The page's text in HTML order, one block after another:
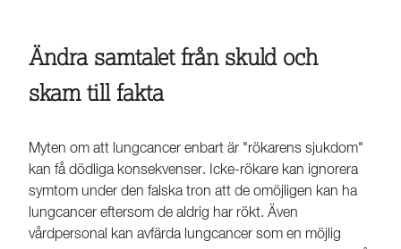
Ändra samtalet från skuld och
skam till fakta
Myten om att lungcancer enbart är "rökarens sjukdom"
kan få dödliga konsekvenser. Icke-rökare kan ignorera
symtom under den falska tron att de omöjligen kan ha
lungcancer eftersom de aldrig har rökt. Även
vårdpersonal kan avfärda lungcancer som en möjlig